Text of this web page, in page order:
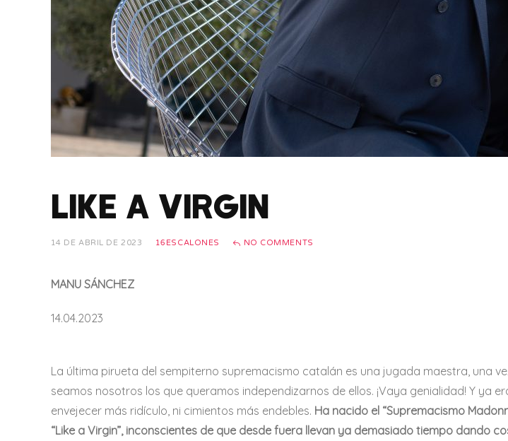
LIKE A VIRGIN
14 DE ABRIL DE 2023 16ESCALONES NO COMMENTS
MANU SÁNCHEZ
14.04.2023
La última pirueta del sempiterno supremacismo catalán es una jugada maestra, una
seamos nosotros los que queramos independizarnos de ellos. ¡Vaya genialidad! Y ya
envejecer más ridículo, ni cimientos más endebles. Ha nacido el “Supremacismo
“Like a Virgin”, inconscientes de que desde fuera llevan ya demasiado tiempo dando